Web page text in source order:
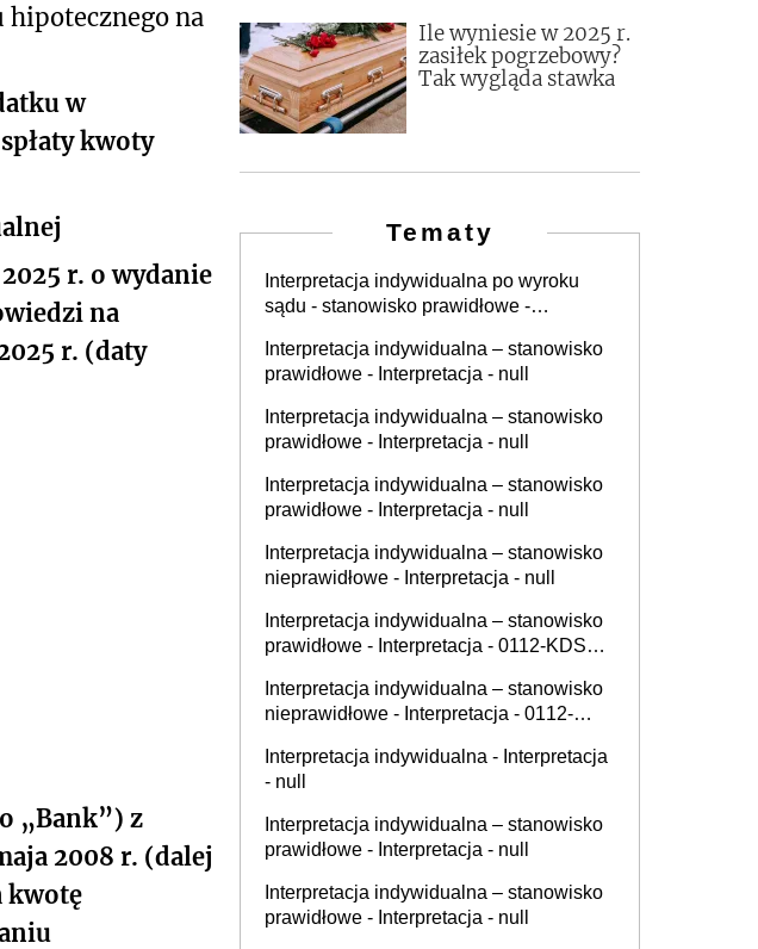
hipotecznego na
w
kwoty
r. o wydanie
na
r. (daty
„Bank”) z
2008 r. (dalej
kwotę
Ile wyniesie w 2025 r.
zasiłek pogrzebowy?
Tak wygląda stawka
Tematy
Interpretacja indywidualna po wyroku
sądu - stanowisko prawidłowe -
Interpretacja indywidualna – stanowisko
prawidłowe - Interpretacja - null
Interpretacja indywidualna – stanowisko
prawidłowe - Interpretacja - null
Interpretacja indywidualna – stanowisko
prawidłowe - Interpretacja - null
Interpretacja indywidualna – stanowisko
nieprawidłowe - Interpretacja - null
Interpretacja indywidualna – stanowisko
prawidłowe - Interpretacja - 0112-KDSL1-
Interpretacja indywidualna – stanowisko
nieprawidłowe - Interpretacja - 0112-
Interpretacja indywidualna - Interpretacja
- null
Interpretacja indywidualna – stanowisko
prawidłowe - Interpretacja - null
Interpretacja indywidualna – stanowisko
prawidłowe - Interpretacja - null